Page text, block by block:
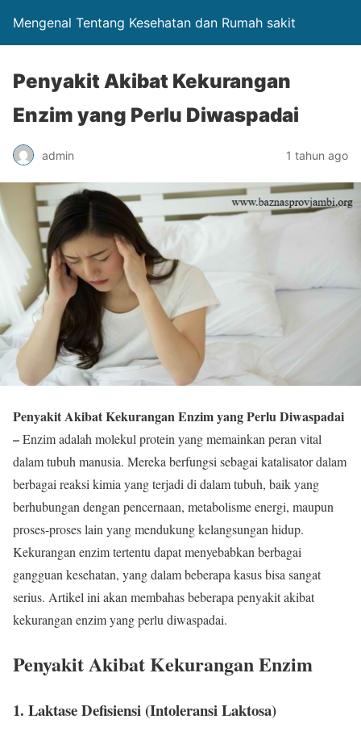
Mengenal Tentang Kesehatan dan Rumah sakit
Penyakit Akibat Kekurangan
Enzim yang Perlu Diwaspadai
admin 1 tahun ago
Penyakit Akibat Kekurangan Enzim yang Perlu Diwaspadai
–Enzim adalah molekul protein yang memainkan peran vital
dalam tubuh manusia. Mereka berfungsi sebagai katalisator dalam
berbagai reaksi kimia yang terjadi di dalam tubuh, baik yang
berhubungan dengan pencernaan, metabolisme energi, maupun
proses-proses lain yang mendukung kelangsungan hidup.
Kekurangan enzim tertentu dapat menyebabkan berbagai
gangguan kesehatan, yang dalam beberapa kasus bisa sangat
serius. Artikel ini akan membahas beberapa penyakit akibat
kekurangan enzim yang perlu diwaspadai.
Penyakit Akibat Kekurangan Enzim
1. Laktase Defisiensi (Intoleransi Laktosa)